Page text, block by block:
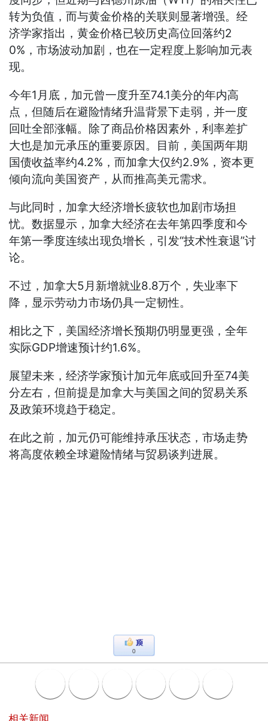
转为负值，而与黄金价格的关联则显著增强。经
济学家指出，黄金价格已较历史高位回落约2
0%，市场波动加剧，也在一定程度上影响加元表
现。
今年1月底，加元曾一度升至74.1美分的年内高
点，但随后在避险情绪升温背景下走弱，并一度
回吐全部涨幅。除了商品价格因素外，利率差扩
大也是加元承压的重要原因。目前，美国两年期
国债收益率约4.2%，而加拿大仅约2.9%，资本更
倾向流向美国资产，从而推高美元需求。
与此同时，加拿大经济增长疲软也加剧市场担
忧。数据显示，加拿大经济在去年第四季度和今
年第一季度连续出现负增长，引发“技术性衰退”讨
论。
不过，加拿大5月新增就业8.8万个，失业率下
降，显示劳动力市场仍具一定韧性。
相比之下，美国经济增长预期仍明显更强，全年
实际GDP增速预计约1.6%。
展望未来，经济学家预计加元年底或回升至74美
分左右，但前提是加拿大与美国之间的贸易关系
及政策环境趋于稳定。
在此之前，加元仍可能维持承压状态，市场走势
将高度依赖全球避险情绪与贸易谈判进展。
0
相关新闻